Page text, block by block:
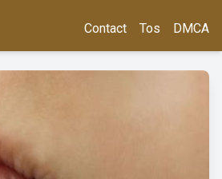
Contact Tos DMCA